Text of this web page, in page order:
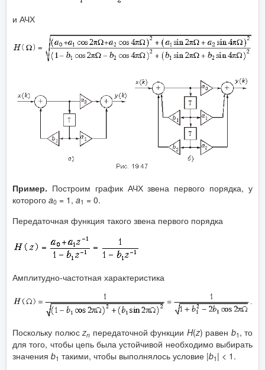
и АЧХ
Пример. Построим график АЧХ звена первого порядка, у
которого a0 = 1, a1 = 0.
Передаточная функция такого звена первого порядка
Амплитудно-частотная характеристика
Поскольку полюсzn передаточной функции H(z) равен b1 , то
для того, чтобы цепь была устойчивой необходимо выбирать
значения b1 такими, чтобы выполнялось условие |b1 | < 1.